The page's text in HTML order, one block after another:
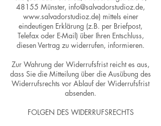
48155 Münster, info@salvadorstudioz.de,
www.salvadorstudioz.de) mittels einer
eindeutigen Erklärung (z.B. per Briefpost,
Telefax oder E-Mail) über Ihren Entschluss,
diesen Vertrag zu widerrufen, informieren.
Zur Wahrung der Widerrufsfrist reicht es aus,
dass Sie die Mitteilung über die Ausübung des
Widerrufsrechts vor Ablauf der Widerrufsfrist
absenden.
FOLGEN DES WIDERRUFSRECHTS